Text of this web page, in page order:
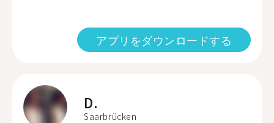
アプリをダウンロードする
D.
Saarbrücken